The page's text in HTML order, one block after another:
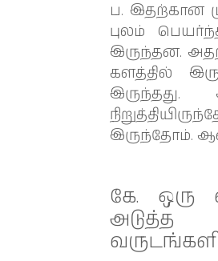
ப. இதற்கான
புலம்
இருந்தன.
களத்தில்
இருந்தோம்.
கே. ஒரு
அடுத்த